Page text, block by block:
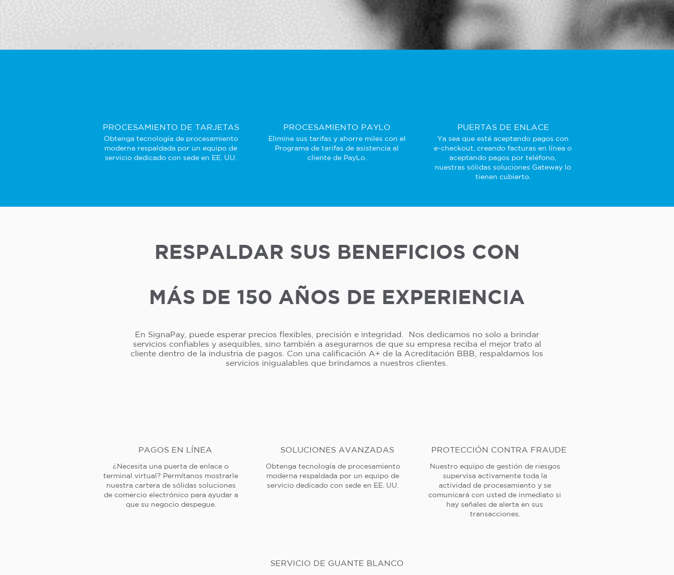
PROCESAMIENTO DE TARJETAS
Obtenga tecnología de procesamiento
moderna respaldada por un equipo de
servicio dedicado con sede en EE. UU.
PROCESAMIENTO PAYLO
Elimine sus tarifas y ahorre miles con el
Programa de tarifas de asistencia al
cliente de PayLo.
PUERTAS DE ENLACE
Ya sea que esté aceptando pagos con
e-checkout, creando facturas en línea o
aceptando pagos por teléfono,
nuestras sólidas soluciones Gateway lo
tienen cubierto.
RESPALDAR SUS BENEFICIOS CON
MÁS DE 150 AÑOS DE EXPERIENCIA
En SignaPay, puede esperar precios flexibles, precisión e integridad. Nos dedicamos no solo a brindar
servicios confiables y asequibles, sino también a asegurarnos de que su empresa reciba el mejor trato al
cliente dentro de la industria de pagos. Con una calificación A+ de la Acreditación BBB, respaldamos los
servicios inigualables que brindamos a nuestros clientes.
PAGOS EN LÍNEA
¿Necesita una puerta de enlace o
terminal virtual? Permítanos mostrarle
nuestra cartera de sólidas soluciones
de comercio electrónico para ayudar a
que su negocio despegue.
SOLUCIONES AVANZADAS
Obtenga tecnología de procesamiento
moderna respaldada por un equipo de
servicio dedicado con sede en EE. UU.
SERVICIO DE GUANTE BLANCO
PROTECCIÓN CONTRA FRAUDE
Nuestro equipo de gestión de riesgos
supervisa activamente toda la
actividad de procesamiento y se
comunicará con usted de inmediato si
hay señales de alerta en sus
transacciones.